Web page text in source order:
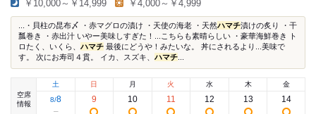
￥10,000～￥14,999 ￥4,000～￥4,999
...・貝柱の昆布〆 ・赤マグロの漬け ・天使の海老 ・天然ハマチ漬けの炙り ・干
瓢巻き ・赤出汁 いやー美味しすぎた！...こちらも素晴らしい ・豪華海鮮巻き ト
ロたく、いくら、 ハマチ 最後にどうや！みたいな。 丼にされるより...美味で
す。 次にお寿司４貫。 イカ、スズキ、 ハマチ
空席
情報
土
8/8
日
9
月
10
火
11
水
12
木
13
金
14